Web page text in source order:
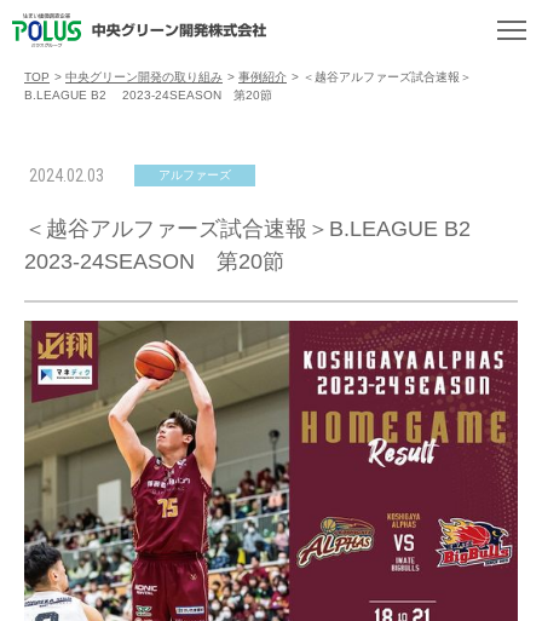
TOP > 中央グリーン開発の取り組み > 事例紹介 > ＜越谷アルファーズ試合速報＞
B.LEAGUE B2 2023-24SEASON 第20節
2024.02.03 アルファーズ
＜越谷アルファーズ試合速報＞B.LEAGUE B2
2023-24SEASON 第20節